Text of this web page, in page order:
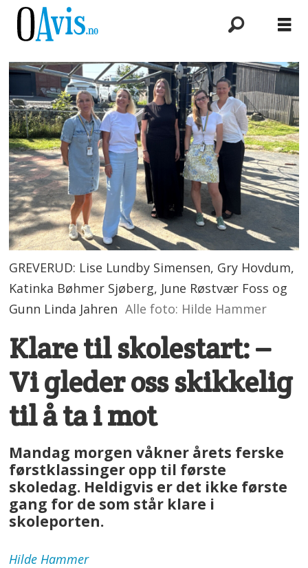
GREVERUD: Lise Lundby Simensen, Gry Hovdum,
Katinka Bøhmer Sjøberg, June Røstvær Foss og
Gunn Linda Jahren Alle foto: Hilde Hammer
Klare til skolestart: –
Vi gleder oss skikkelig
til å ta i mot
Mandag morgen våkner årets ferske
førstklassinger opp til første
skoledag. Heldigvis er det ikke første
gang for de som står klare i
skoleporten.
Hilde Hammer